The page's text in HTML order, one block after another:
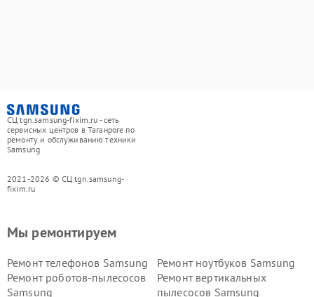
СЦ tgn.samsung-fixim.ru - сеть
сервисных центров в Таганроге по
ремонту и обслуживанию техники
Samsung
2021-2026 © СЦ tgn.samsung-
fixim.ru
Мы ремонтируем
Ремонт телефонов Samsung
Ремонт ноутбуков Samsung
Ремонт роботов-пылесосов
Samsung
Ремонт вертикальных
пылесосов Samsung